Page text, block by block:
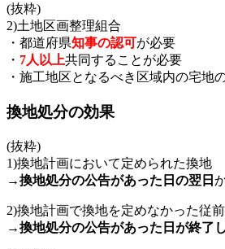
(抜粋)
2)土地区画整理組合
・都道府県知事の認可が必要
・ 7人以上共同することが必要
・施工地区となるべき区域内の宅地
換地処分の効果
(抜粋)
1)換地計画において定められた換地
→換地処分の公告があった日の翌日
2)換地計画で換地を定めなかった従
→換地処分の公告があった日が終了